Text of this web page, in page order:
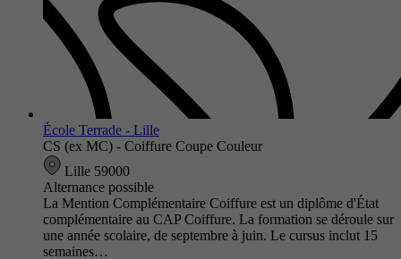
École Terrade - Lille
CS (ex MC) - Coiffure Coupe Couleur
Lille 59000
Alternance possible
La Mention Complémentaire Coiffure est un diplôme d'État
complémentaire au CAP Coiffure. La formation se déroule sur
une année scolaire, de septembre à juin. Le cursus inclut 15
semaines…